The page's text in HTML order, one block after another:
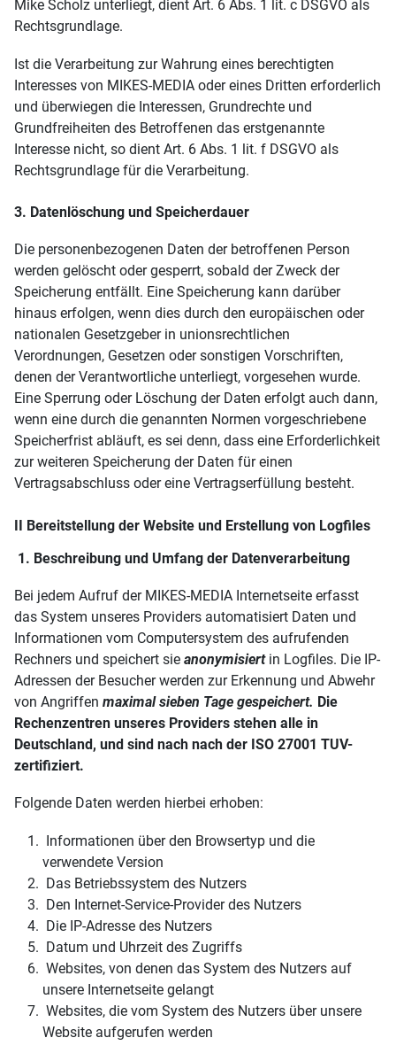
Mike Scholz unterliegt, dient Art. 6 Abs. 1 lit. c DSGVO als
Rechtsgrundlage.
Ist die Verarbeitung zur Wahrung eines berechtigten
Interesses von MIKES-MEDIA oder eines Dritten erforderlich
und überwiegen die Interessen, Grundrechte und
Grundfreiheiten des Betroffenen das erstgenannte
Interesse nicht, so dient Art. 6 Abs. 1 lit. f DSGVO als
Rechtsgrundlage für die Verarbeitung.
3. Datenlöschung und Speicherdauer
Die personenbezogenen Daten der betroffenen Person
werden gelöscht oder gesperrt, sobald der Zweck der
Speicherung entfällt. Eine Speicherung kann darüber
hinaus erfolgen, wenn dies durch den europäischen oder
nationalen Gesetzgeber in unionsrechtlichen
Verordnungen, Gesetzen oder sonstigen Vorschriften,
denen der Verantwortliche unterliegt, vorgesehen wurde.
Eine Sperrung oder Löschung der Daten erfolgt auch dann,
wenn eine durch die genannten Normen vorgeschriebene
Speicherfrist abläuft, es sei denn, dass eine Erforderlichkeit
zur weiteren Speicherung der Daten für einen
Vertragsabschluss oder eine Vertragserfüllung besteht.
II Bereitstellung der Website und Erstellung von Logfiles
1. Beschreibung und Umfang der Datenverarbeitung
Bei jedem Aufruf der MIKES-MEDIA Internetseite erfasst
das System unseres Providers automatisiert Daten und
Informationen vom Computersystem des aufrufenden
Rechners und speichert sie anonymisiertin Logfiles. Die IP-
Adressen der Besucher werden zur Erkennung und Abwehr
von Angriffen maximal sieben Tage gespeichert. Die
Rechenzentren unseres Providers stehen alle in
Deutschland, und sind nach nach der ISO 27001 TUV-
zertifiziert.
Folgende Daten werden hierbei erhoben:
Informationen über den Browsertyp und die
verwendete Version
Das Betriebssystem des Nutzers
Den Internet-Service-Provider des Nutzers
Die IP-Adresse des Nutzers
Datum und Uhrzeit des Zugriffs
Websites, von denen das System des Nutzers auf
unsere Internetseite gelangt
Websites, die vom System des Nutzers über unsere
Website aufgerufen werden